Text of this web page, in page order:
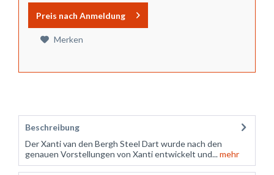
Preis nach Anmeldung
Merken
Beschreibung
Der Xanti van den Bergh Steel Dart wurde nach den
genauen Vorstellungen von Xanti entwickelt und...mehr